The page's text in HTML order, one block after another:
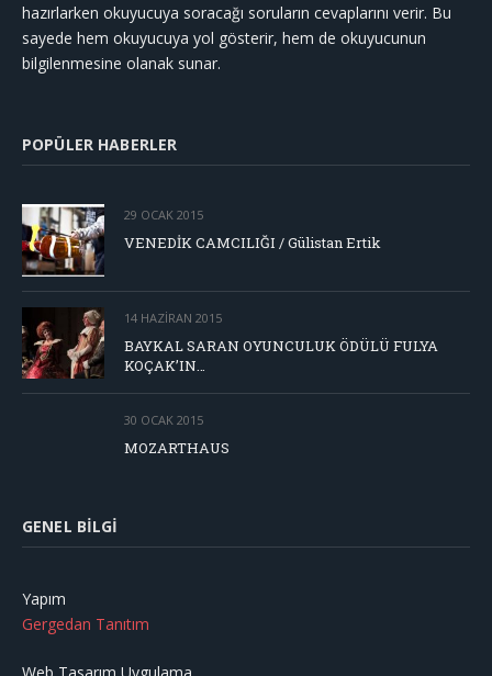
hazırlarken okuyucuya soracağı soruların cevaplarını verir. Bu
sayede hem okuyucuya yol gösterir, hem de okuyucunun
bilgilenmesine olanak sunar.
POPÜLER HABERLER
29 OCAK 2015
VENEDİK CAMCILIĞI / Gülistan Ertik
14 HAZIRAN 2015
BAYKAL SARAN OYUNCULUK ÖDÜLÜ FULYA
KOÇAK’IN…
30 OCAK 2015
MOZARTHAUS
GENEL BILGI
Yapım
Gergedan Tanıtım